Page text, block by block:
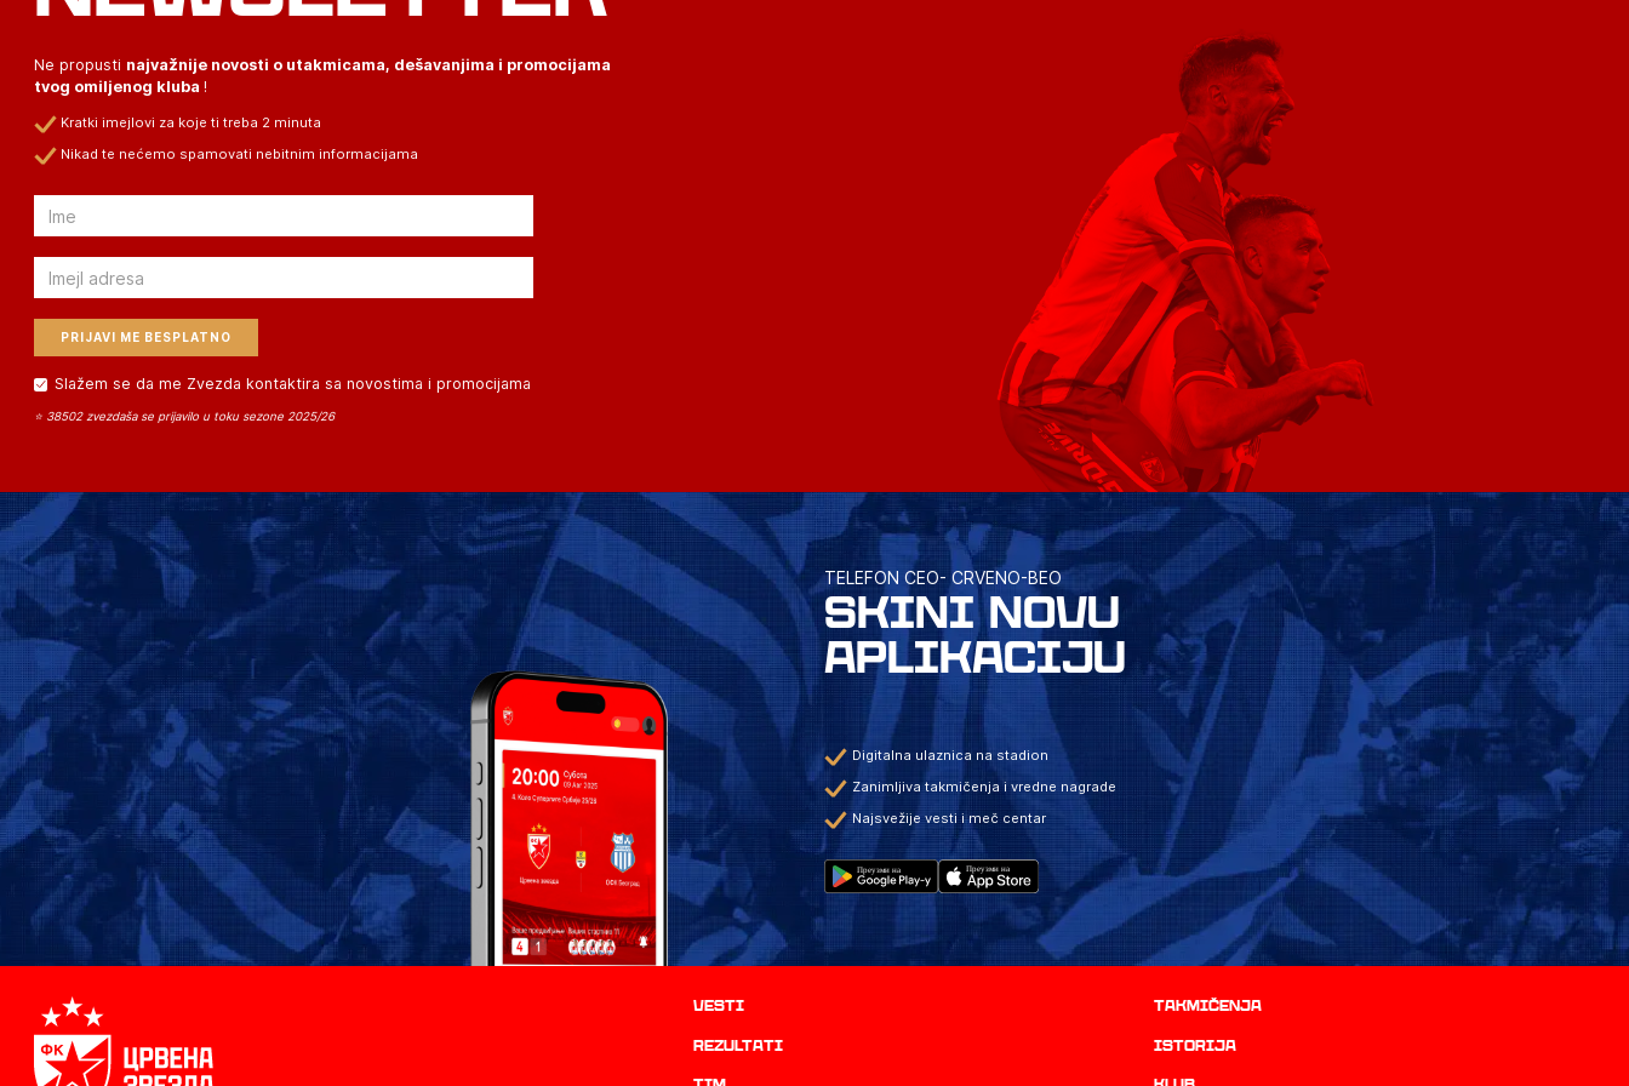
Ne propusti najvažnije novosti o utakmicama, dešavanjima i promocijama
tvog omiljenog kluba !
Kratki imejlovi za koje ti treba 2 minuta
Nikad te nećemo spamovati nebitnim informacijama
Email
Email
Slažem se da me Zvezda kontaktira sa novostima i promocijama
⭐ 38502 zvezdaša se prijavilo u toku sezone 2025/26
TELEFON CEO- CRVENO-BEO
SKINI NOVU
APLIKACIJU
Digitalna ulaznica na stadion
Zanimljiva takmičenja i vredne nagrade
Najsvežije vesti i meč centar
Vesti Takmičenja
rezultati istorija